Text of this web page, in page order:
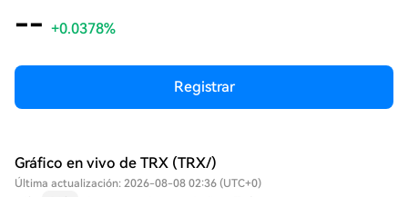
-- +0.0378%
Registrar
Gráfico en vivo de TRX (TRX/)
Última actualización: 2026-08-08 02:36 (UTC+0)